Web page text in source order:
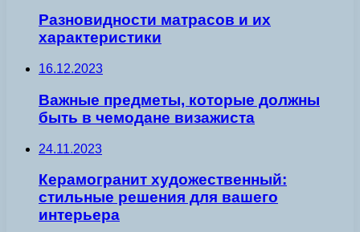
Разновидности матрасов и их
характеристики
16.12.2023
Важные предметы, которые должны
быть в чемодане визажиста
24.11.2023
Керамогранит художественный:
стильные решения для вашего
интерьера